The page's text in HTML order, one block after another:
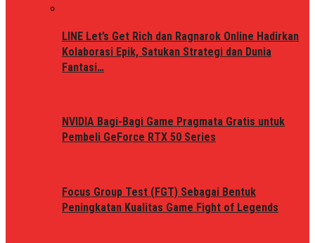
LINE Let’s Get Rich dan Ragnarok Online Hadirkan
Kolaborasi Epik, Satukan Strategi dan Dunia
Fantasi…
NVIDIA Bagi-Bagi Game Pragmata Gratis untuk
Pembeli GeForce RTX 50 Series
Focus Group Test (FGT) Sebagai Bentuk
Peningkatan Kualitas Game Fight of Legends